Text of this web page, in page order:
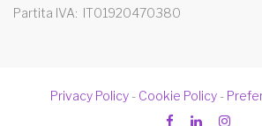
Partita IVA
IT01920470380
Privacy Policy - Cookie Policy -